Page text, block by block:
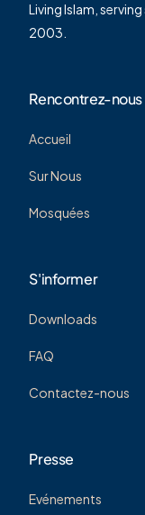
Living Islam,
2003.
Rencontrez-nous
Accueil
Sur Nous
Mosquées
S'informer
Downloads
FAQ
Contactez-nous
Presse
Evénements